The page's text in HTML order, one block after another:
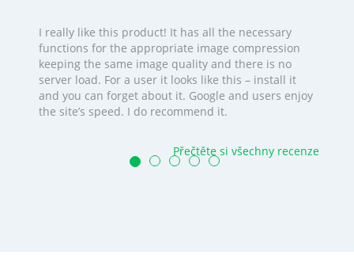
I really like this product! It has all the necessary
functions for the appropriate image compression
keeping the same image quality and there is no
server load. For a user it looks like this – install it
and you can forget about it. Google and users enjoy
the site’s speed. I do recommend it.
Přečtěte si všechny recenze